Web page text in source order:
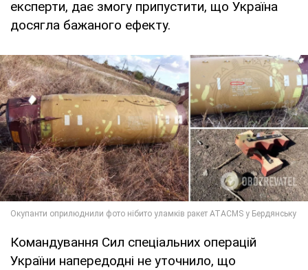
експерти, дає змогу припустити, що Україна
досягла бажаного ефекту.
Командування Сил спеціальних операцій
України напередодні не уточнило, що